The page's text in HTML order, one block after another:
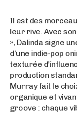
Il est des
leur rive. Avec
», Dalinda signe
d’une indie-pop
texturée
production
Murray fait le
organique et
groove : chaque